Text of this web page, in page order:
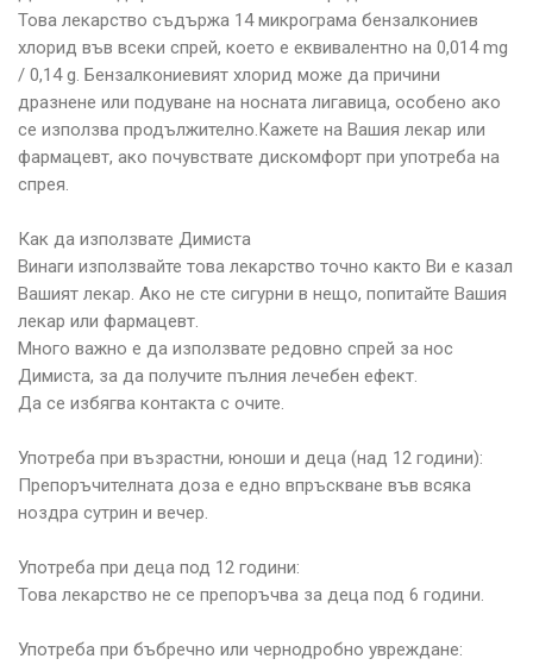
Това лекарство съдържа 14 микрограма бензалкониев
хлорид във всеки спрей, което е еквивалентно на 0,014 mg
/ 0,14 g. Бензалкониевият хлорид може да причини
дразнене или подуване на носната лигавица, особено ако
се използва продължително.Кажете на Вашия лекар или
фармацевт, ако почувствате дискомфорт при употреба на
спрея.
Как да използвате Димиста
Винаги използвайте това лекарство точно както Ви е казал
Вашият лекар. Ако не сте сигурни в нещо, попитайте Вашия
лекар или фармацевт.
Много важно е да използвате редовно спрей за нос
Димиста, за да получите пълния лечебен ефект.
Да се избягва контакта с очите.
Употреба при възрастни, юноши и деца (над 12 години):
Препоръчителната доза е едно впръскване във всяка
ноздра сутрин и вечер.
Употреба при деца под 12 години:
Това лекарство не се препоръчва за деца под 6 години.
Употреба при бъбречно или чернодробно увреждане: